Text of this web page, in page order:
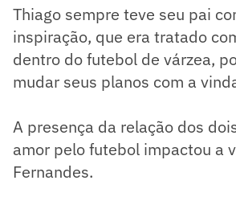
Thiago sempre teve seu pai
inspiração, que era tratado
dentro do futebol de várzea,
mudar seus planos com a
A presença da relação dos
amor pelo futebol impactou a
Fernandes.